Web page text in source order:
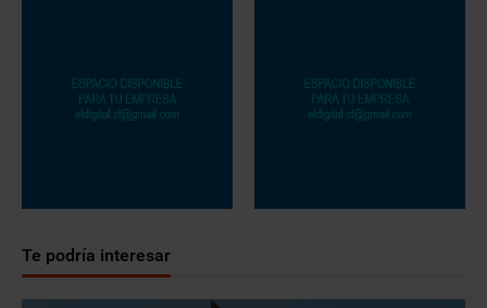
Te podría interesar